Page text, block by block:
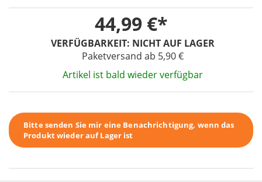
VERFÜGBARKEIT: NICHT AUF LAGER
Paketversand ab 5,90 €
Artikel ist bald wieder verfügbar
44,99 €
Bitte senden Sie mir eine Benachrichtigung, wenn das
Produkt wieder auf Lager ist